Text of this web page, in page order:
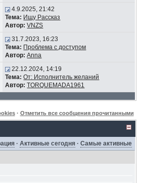
4.9.2025, 21:42
Тема: Ищу Рассказ
Автор: VNZS
31.7.2023, 16:23
Тема: Проблема с доступом
Автор: Anna
22.12.2024, 14:19
Тема: От: Исполнитель желаний
Автор: TORQUEMADA1961
· Отметить все сообщения прочитанными
·Активные сегодня ·Самые активные